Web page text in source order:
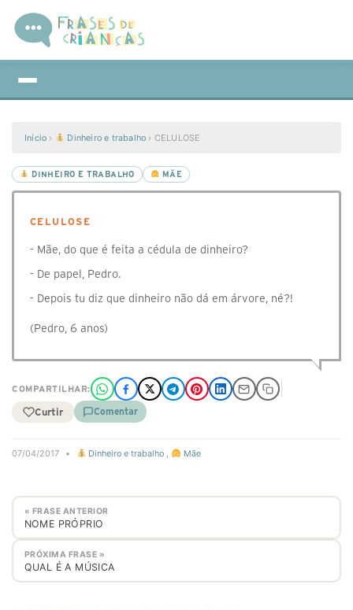
Início › Dinheiro e trabalho › CELULOSE
DINHEIRO E TRABALHO MÃE
CELULOSE
- Mãe, do que é feita a cédula de dinheiro?
- De papel, Pedro.
- Depois tu diz que dinheiro não dá em árvore, né?!
(Pedro, 6 anos)
COMPARTILHAR:
Curtir Comentar
07/04/2017 • Dinheiro e trabalho , Mãe
« FRASE ANTERIOR
NOME PRÓPRIO
PRÓXIMA FRASE »
QUAL É A MÚSICA